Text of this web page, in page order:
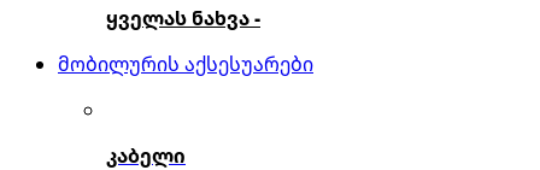
ყველას ნახვა -
მობილურის აქსესუარები
კაბელი